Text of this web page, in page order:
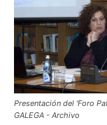
Presentación del 'Foro
GALEGA - Archivo